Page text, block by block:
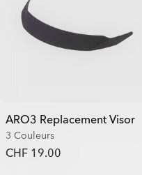
ARO3 Replacement Visor
3 Couleurs
CHF 19.00